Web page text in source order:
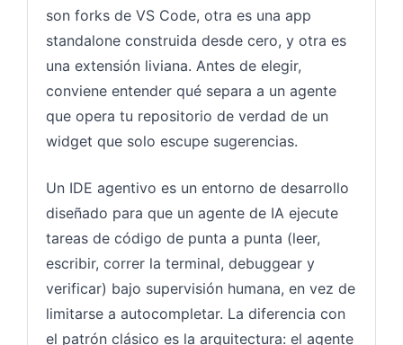
son forks de VS Code, otra es una app
standalone construida desde cero, y otra es
una extensión liviana. Antes de elegir,
conviene entender qué separa a un agente
que opera tu repositorio de verdad de un
widget que solo escupe sugerencias.
Un IDE agentivo es un entorno de desarrollo
diseñado para que un agente de IA ejecute
tareas de código de punta a punta (leer,
escribir, correr la terminal, debuggear y
verificar) bajo supervisión humana, en vez de
limitarse a autocompletar. La diferencia con
el patrón clásico es la arquitectura: el agente